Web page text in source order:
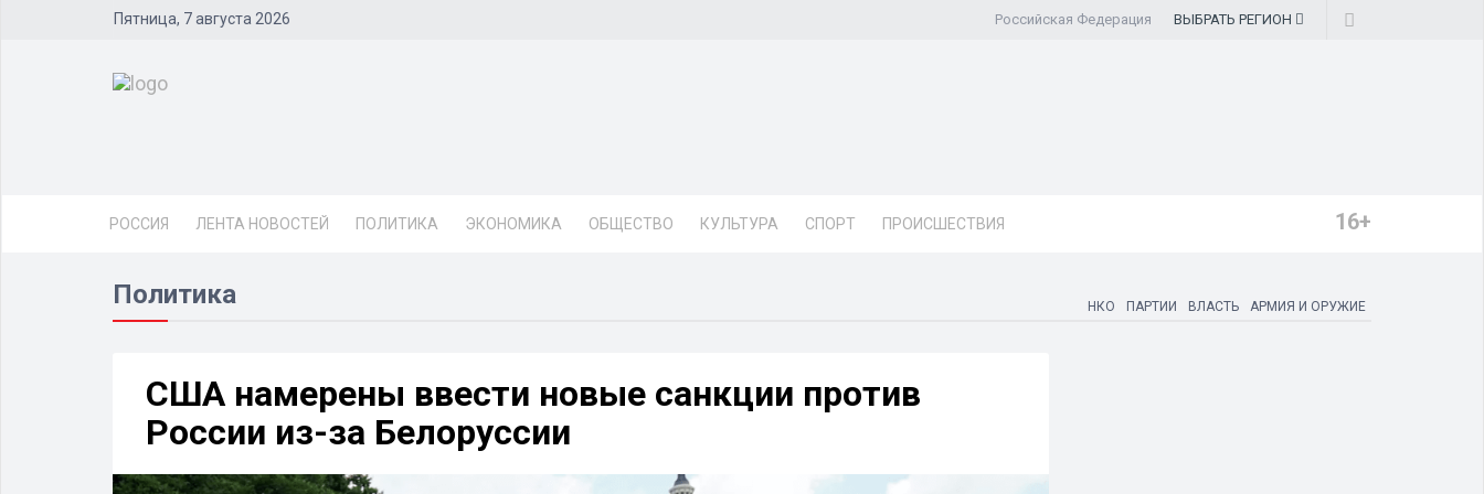
Пятница, 7 августа 2026 Российская Федерация ВЫБРАТЬ РЕГИОН
РОССИЯ ЛЕНТА НОВОСТЕЙ ПОЛИТИКА ЭКОНОМИКА ОБЩЕСТВО КУЛЬТУРА СПОРТ ПРОИСШЕСТВИЯ 16+
Политика НКО ПАРТИИ ВЛАСТЬ АРМИЯ И ОРУЖИЕ
США намерены ввести новые санкции против
России из-за Белоруссии